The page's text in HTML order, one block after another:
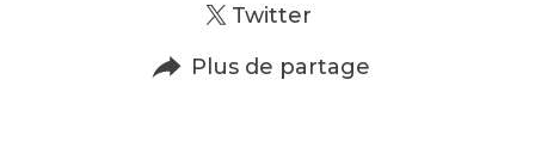
Twitter
Plus de partage